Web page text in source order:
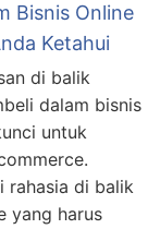
Bisnis Online
Ketahui
di balik
dalam bisnis
untuk
rahasia di balik
yang harus